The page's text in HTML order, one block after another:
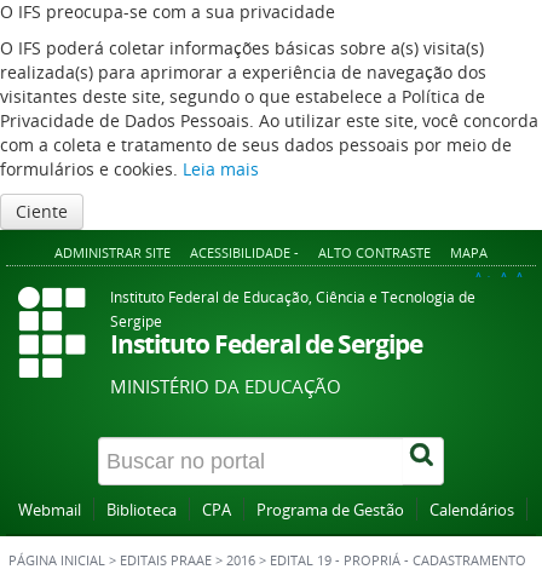
O IFS preocupa-se com a sua privacidade
O IFS poderá coletar informações básicas sobre a(s) visita(s)
realizada(s) para aprimorar a experiência de navegação dos
visitantes deste site, segundo o que estabelece a Política de
Privacidade de Dados Pessoais. Ao utilizar este site, você concorda
com a coleta e tratamento de seus dados pessoais por meio de
formulários e cookies. Leia mais
Ciente
ADMINISTRAR SITE ACESSIBILIDADE - ALTO CONTRASTE MAPA
A+ A A-
Instituto Federal de Educação, Ciência e Tecnologia de
Sergipe
Instituto Federal de Sergipe
MINISTÉRIO DA EDUCAÇÃO
Webmail Biblioteca CPA Programa de Gestão Calendários
PÁGINA INICIAL > EDITAIS PRAAE > 2016 > EDITAL 19 - PROPRIÁ - CADASTRAMENTO